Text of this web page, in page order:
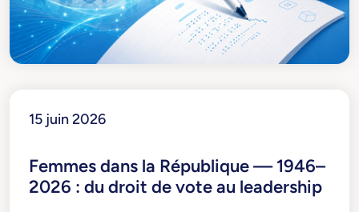
15 juin 2026
Femmes dans la République — 1946–
2026 : du droit de vote au leadership